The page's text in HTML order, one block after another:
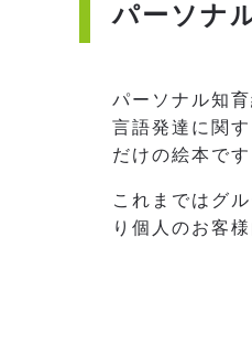
パーソナ
パーソナル知
言語発達に関
だけの絵本で
これまではグ
り個人のお客